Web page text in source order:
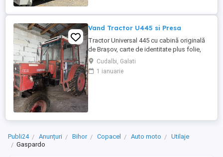
Vand Tractor U445 si Presa
Tractor Universal 445 cu cabină originală
de Brașov, carte de identitate plus folie,
motor în trei pistoane si compresor. An
fabricație 2002 Două manete distanță
mare la cutie, ambreiaj la mână pe priză,
Cudalbi, Galati
1 ianuarie
Publi24 Anunțuri Bihor Copacel Auto moto
Utilaje
Gaspardo